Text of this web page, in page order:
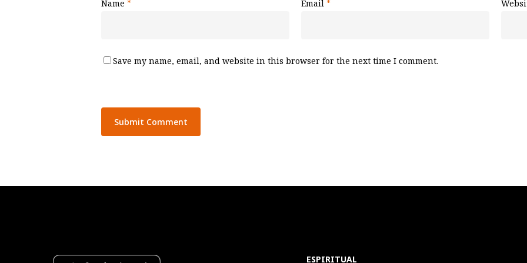
Name * Email *
Save my name, email, and website in this browser for the next time I comment.
ESPIRITUAL